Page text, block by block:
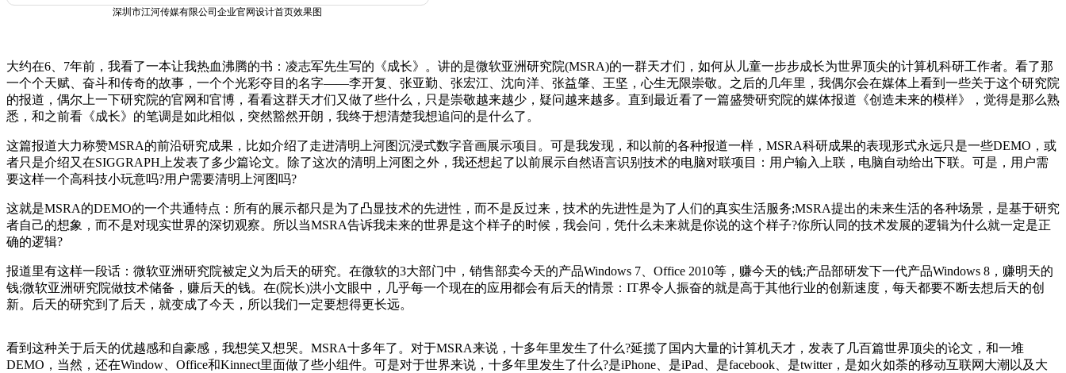
深圳市江河传媒有限公司企业官网设计首页效果图
大约在6、7年前，我看了一本让我热血沸腾的书：凌志军先生写的《成长》。讲的是微软亚洲研究院(MSRA)的一群天才们，如何从儿童一步步成长为世界顶尖的计算机科研工作者。看了那
一个个天赋、奋斗和传奇的故事，一个个光彩夺目的名字——李开复、张亚勤、张宏江、沈向洋、张益肇、王坚，心生无限崇敬。之后的几年里，我偶尔会在媒体上看到一些关于这个研究院
的报道，偶尔上一下研究院的官网和官博，看看这群天才们又做了些什么，只是崇敬越来越少，疑问越来越多。直到最近看了一篇盛赞研究院的媒体报道《创造未来的模样》，觉得是那么熟
悉，和之前看《成长》的笔调是如此相似，突然豁然开朗，我终于想清楚我想追问的是什么了。
这篇报道大力称赞MSRA的前沿研究成果，比如介绍了走进清明上河图沉浸式数字音画展示项目。可是我发现，和以前的各种报道一样，MSRA科研成果的表现形式永远只是一些DEMO，或
者只是介绍又在SIGGRAPH上发表了多少篇论文。除了这次的清明上河图之外，我还想起了以前展示自然语言识别技术的电脑对联项目：用户输入上联，电脑自动给出下联。可是，用户需
要这样一个高科技小玩意吗?用户需要清明上河图吗?
这就是MSRA的DEMO的一个共通特点：所有的展示都只是为了凸显技术的先进性，而不是反过来，技术的先进性是为了人们的真实生活服务;MSRA提出的未来生活的各种场景，是基于研究
者自己的想象，而不是对现实世界的深切观察。所以当MSRA告诉我未来的世界是这个样子的时候，我会问，凭什么未来就是你说的这个样子?你所认同的技术发展的逻辑为什么就一定是正
确的逻辑?
报道里有这样一段话： 微软亚洲研究院被定义为后天的研究。在微软的3大部门中，销售部卖今天的产品Windows 7、Office 2010等，赚今天的钱;产品部研发下一代产品Windows 8，赚明天的
钱;微软亚洲研究院做技术储备，赚后天的钱。在(院长)洪小文眼中，几乎每一个现在的应用都会有后天的情景：IT界令人振奋的就是高于其他行业的创新速度，每天都要不断去想后天的创
新。后天的研究到了后天，就变成了今天，所以我们一定要想得更长远。
看到这种关于后天的优越感和自豪感，我想笑又想哭。MSRA十多年了。对于MSRA来说，十多年里发生了什么?延揽了国内大量的计算机天才，发表了几百篇世界顶尖的论文，和一堆
DEMO，当然，还在Window、Office和Kinnect里面做了些小组件。可是对于世界来说，十多年里发生了什么?是iPhone、是iPad、是facebook、是twitter，是如火如荼的移动互联网大潮以及大